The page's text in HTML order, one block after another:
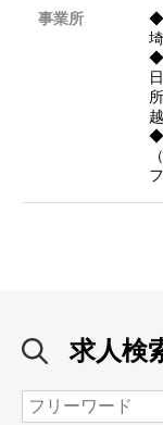
事業所
◆
◆
◆
求人検